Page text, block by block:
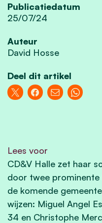
Publicatiedatum
25/07/24
Auteur
David Hosse
Deel dit artikel
Lees voor
CD&V Halle zet haar
door twee
de komende
wijzen: Miguel Angel
34 en Christophe